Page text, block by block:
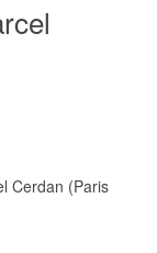
Cerdan (Paris